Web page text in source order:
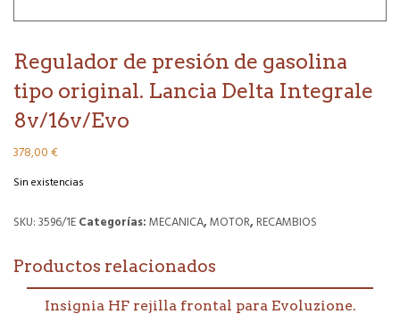
Regulador de presión de gasolina
tipo original. Lancia Delta Integrale
8v/16v/Evo
378,00€
Sin existencias
SKU:3596/1ECategorías:MECANICA,MOTOR, RECAMBIOS
Productos relacionados
Insignia HF rejilla frontal para Evoluzione.